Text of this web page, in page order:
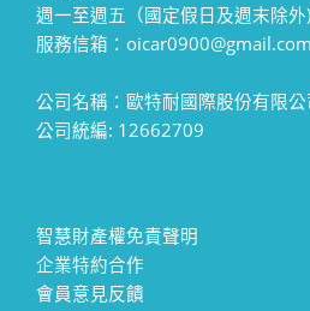
週一至週五（國定假日及週末除
服務信箱：oicar0900@gmail.com
公司名稱：歐特耐國際股份有限公
公司統編: 12662709
智慧財產權免責聲明
企業特約合作
會員意見反饋